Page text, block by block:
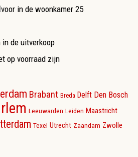
voor in de woonkamer 25
de uitverkoop
op voorraad zijn
Brabant Breda Delft Den Bosch
Leeuwarden Leiden Maastricht
Texel Utrecht Zaandam Zwolle